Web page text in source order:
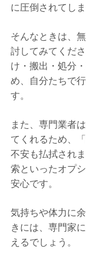
に圧倒されてし
そんなときは、
討してみてくだ
け・搬出・処分
め、自分たちで
す。
また、専門業者
てくれるため、
不安も払拭され
索といったオプ
安心です。
気持ちや体力に
きには、専門家
えるでしょう。